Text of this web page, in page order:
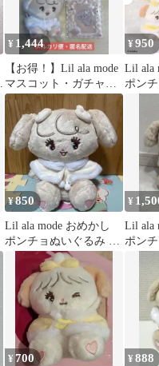
¥ 1,444
【お得！】Lil ala mode
マスコット・ガチャ等
4種セット[ナッツ]
¥950
Lil ala
ポン
¥850
Lil ala mode おめかし
ポンチョぬいぐるみ ナ
ッツ mikko
¥
Lil ala
ポン
¥700 ¥888